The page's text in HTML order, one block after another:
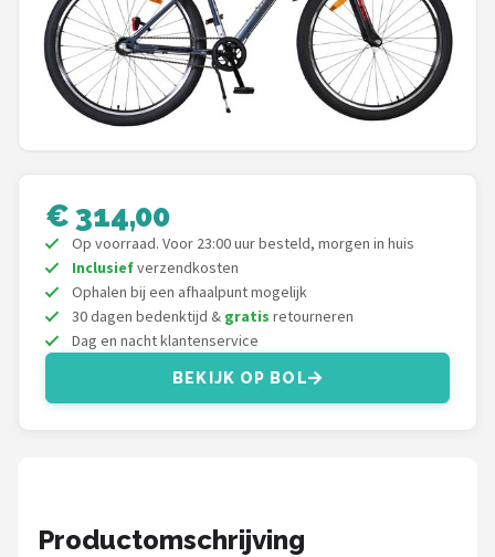
Elektrische fietsen
Mountainbikes
Basil
Volare
ABUS
New Looxs
Schwalbe
€ 314,00
Op voorraad. Voor 23:00 uur besteld, morgen in huis
Inclusiefverzendkosten
Ophalen bij een afhaalpunt mogelijk
30 dagen bedenktijd & gratis retourneren
Dag en nacht klantenservice
BEKIJK OP BOL
Productomschrijving